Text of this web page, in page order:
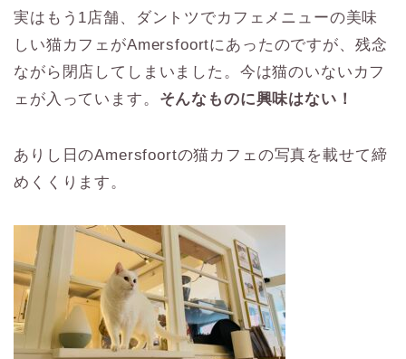
実はもう1店舗、ダントツでカフェメニューの美味
しい猫カフェがAmersfoortにあったのですが、残念
ながら閉店してしまいました。今は猫のいないカフ
ェが入っています。 そんなものに興味はない！
ありし日のAmersfoortの猫カフェの写真を載せて締
めくくります。